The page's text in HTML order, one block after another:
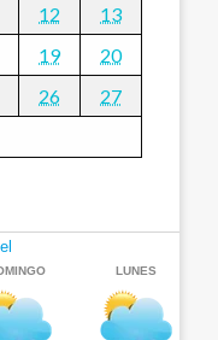
12
13
19
20
26
27